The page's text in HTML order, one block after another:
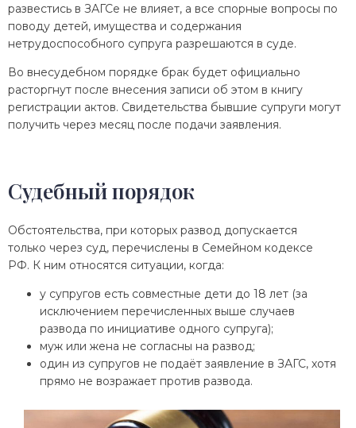
развестись в ЗАГСе не влияет, а все спорные вопросы по
поводу детей, имущества и содержания
нетрудоспособного супруга разрешаются в суде.
Во внесудебном порядке брак будет официально
расторгнут после внесения записи об этом в книгу
регистрации актов. Свидетельства бывшие супруги могут
получить через месяц после подачи заявления.
Судебный порядок
Обстоятельства, при которых развод допускается
только через суд, перечислены в Семейном кодексе
РФ. К ним относятся ситуации, когда:
у супругов есть совместные дети до 18 лет (за
исключением перечисленных выше случаев
развода по инициативе одного супруга);
муж или жена не согласны на развод;
один из супругов не подаёт заявление в ЗАГС, хотя
прямо не возражает против развода.